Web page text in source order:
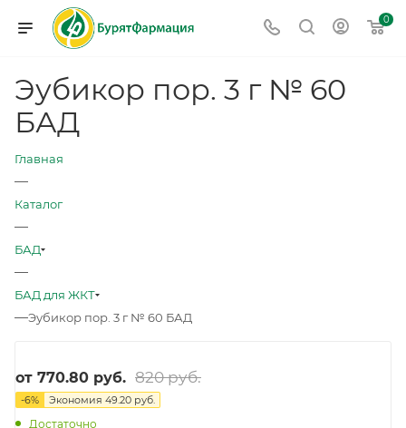
0
Эубикор пор. 3 г № 60
БАД
Главная
—
Каталог
—
БАД
—
БАД для ЖКТ
—Эубикор пор. 3 г № 60 БАД
от 770.80 руб. 820 руб.
-6% Экономия 49.20 руб.
Достаточно